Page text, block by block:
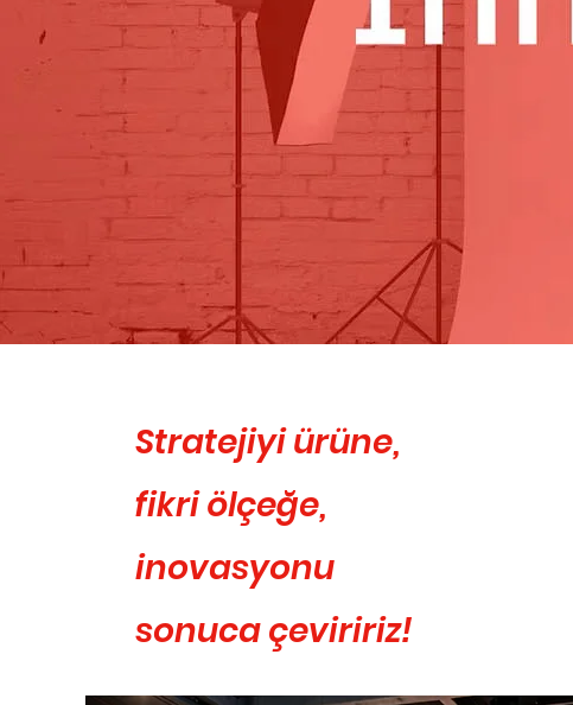
Stratejiyi ürüne,
fikri ölçeğe,
inovasyonu
sonuca çeviririz!